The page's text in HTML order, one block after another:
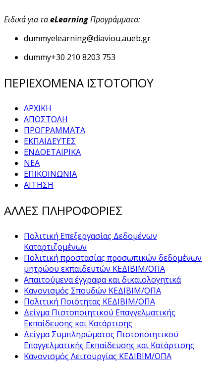
Ειδικά για ταeLearningΠρογράμματα:
dummyelearning@diaviou.aueb.gr
dummy+30 210 8203 753
ΠΕΡΙΕΧΟΜΕΝΑ ΙΣΤΟΤΟΠΟΥ
ΑΡΧΙΚΗ
ΑΠΟΣΤΟΛΗ
ΠΡΟΓΡΑΜΜΑΤΑ
ΕΚΠΑΙΔΕΥΤΕΣ
ΕΝΔΟΕΤΑΙΡΙΚΑ
ΝΕΑ
ΕΠΙΚΟΙΝΩΝΙΑ
ΑΙΤΗΣΗ
ΑΛΛΕΣ ΠΛΗΡΟΦΟΡΙΕΣ
Πολιτική Επεξεργασίας Δεδομένων
Καταρτιζομένων
Πολιτική προστασίας προσωπικών δεδομένων
μητρώου εκπαιδευτών ΚΕΔΙΒΙΜ/ΟΠΑ
Απαιτούμενα έγγραφα και δικαιολογητικά
Κανονισμός Σπουδών ΚΕΔΙΒΙΜ/ΟΠΑ
Πολιτική Ποιότητας ΚΕΔΙΒΙΜ/ΟΠΑ
Δείγμα Πιστοποιητικού Επαγγελματικής
Εκπαίδευσης και Κατάρτισης
Δείγμα Συμπληρώματος Πιστοποιητικού
Επαγγελματικής Εκπαίδευσης και Κατάρτισης
Κανονισμός Λειτουργίας ΚΕΔΙΒΙΜ/ΟΠΑ